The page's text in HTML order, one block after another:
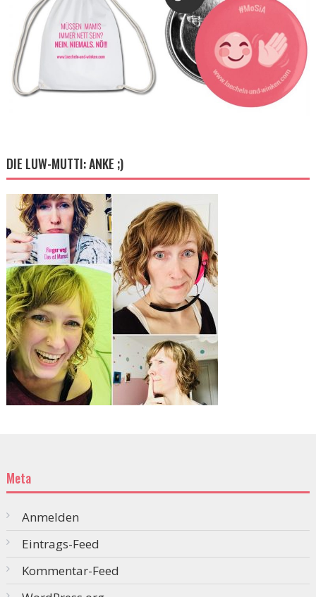
DIE LUW-MUTTI: ANKE ;)
Meta
Anmelden
Eintrags-Feed
Kommentar-Feed